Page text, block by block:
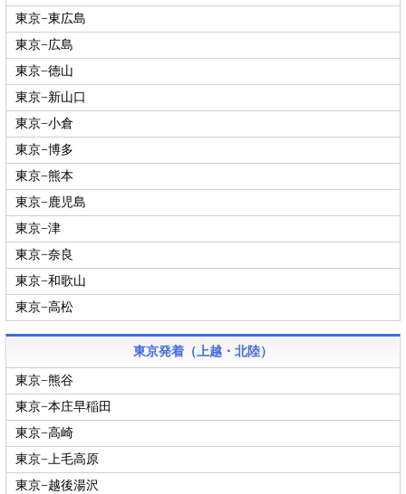
東京−東広島
東京−広島
東京−徳山
東京−新山口
東京−小倉
東京−博多
東京−熊本
東京−鹿児島
東京−津
東京−奈良
東京−和歌山
東京−高松
東京発着（上越・北陸）
東京−熊谷
東京−本庄早稲田
東京−高崎
東京−上毛高原
東京−越後湯沢